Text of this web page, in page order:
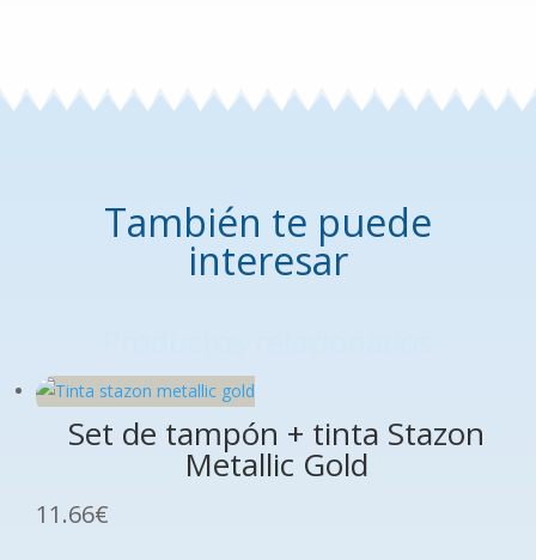
También te puede
interesar
Set de tampón + tinta Stazon
Metallic Gold
11.66€